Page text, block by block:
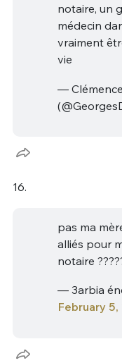
notaire, un
médecin
vraiment
vie
—
16.
pas ma
alliés pour
notaire
— 3arbia
February 5,